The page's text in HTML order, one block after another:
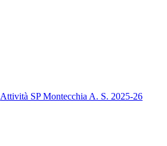
Attività SP Montecchia A. S. 2025-26